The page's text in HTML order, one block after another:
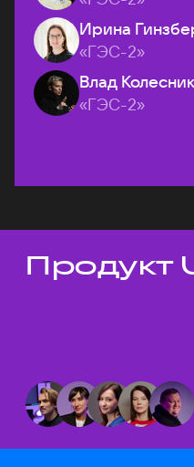
Ирина
«ГЭС-2»
Влад
«ГЭС-2»
Темы докладов
Продукт